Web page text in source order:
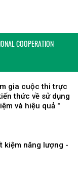
COOPERATION
gia cuộc thi trực
thức về sử dụng
và hiệu quả "
kiệm năng lượng -